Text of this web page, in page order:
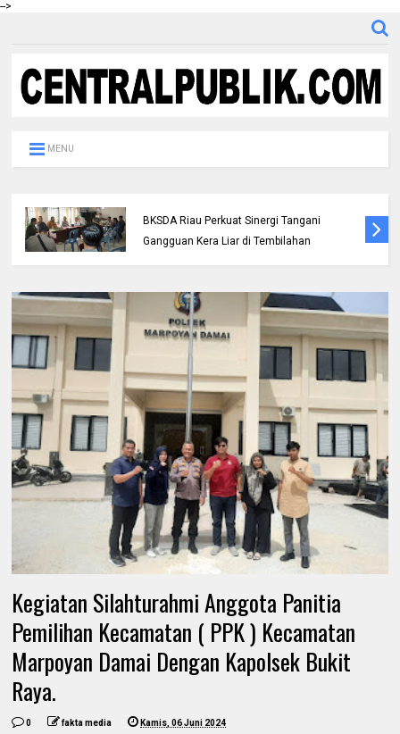
-->
MENU
BKSDA Riau Perkuat Sinergi Tangani
Gangguan Kera Liar di Tembilahan
Kegiatan Silahturahmi Anggota Panitia
Pemilihan Kecamatan ( PPK ) Kecamatan
Marpoyan Damai Dengan Kapolsek Bukit
Raya.
0 fakta media Kamis, 06 Juni 2024